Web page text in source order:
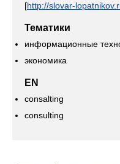
[http://slovar-
Тематики
информационные
экономика
EN
consalting
consulting